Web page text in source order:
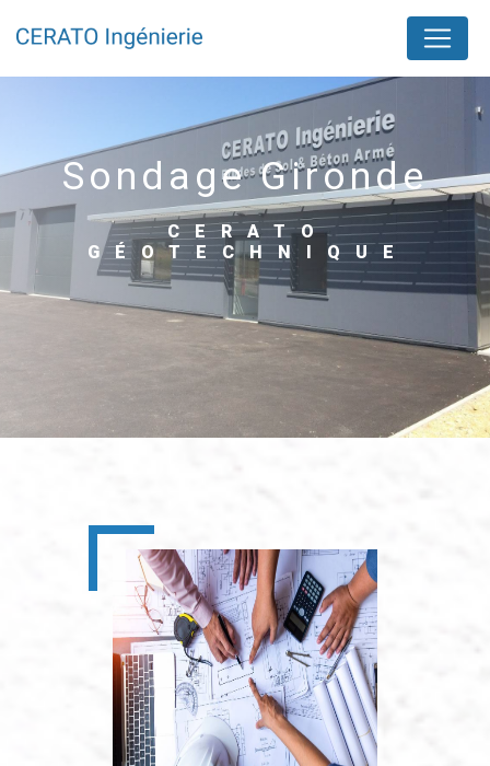
sondage Gironde
CERATO
GÉOTECHNIQUE